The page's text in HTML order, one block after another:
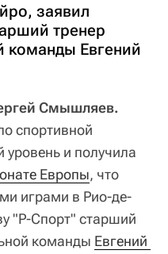
заявил
тренер
команды Евгений
Смышляев.
спортивной
уровень и получила
Европы, что
играми в Рио-де-
"Р-Спорт" старший
команды Евгений